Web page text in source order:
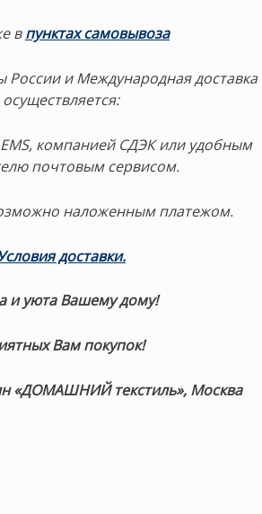
в пунктах самовывоза
России и Международная доставка
осуществляется:
компанией СДЭК или удобным
почтовым сервисом.
наложенным платежом.
доставки.
и уюта Вашему дому!
Вам покупок!
«ДОМАШНИЙ текстиль», Москва